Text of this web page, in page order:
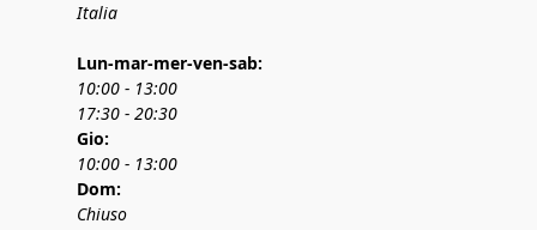
Italia
Lun-mar-mer-ven-sab:
10:00 - 13:00
17:30 - 20:30
Gio:
10:00 - 13:00
Dom:
Chiuso